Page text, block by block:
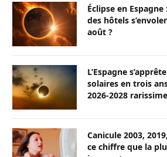
Éclipse en
des hôtels
août ?
L’Espagne
solaires en trois
2026-2028 rarissime
Canicule 2003,
ce chiffre que la